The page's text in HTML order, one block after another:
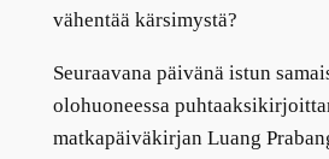
vähentää kärsimystä?
Seuraavana päivänä istun
olohuoneessa
matkapäiväkirjan Luang